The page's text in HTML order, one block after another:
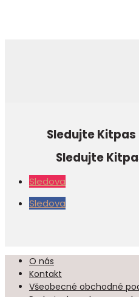
Sledujte
Sledujte
Sledova
Sledova
O nás
Kontakt
Všeobecné obchodné